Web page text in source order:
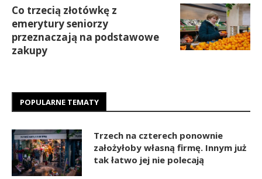
Co trzecią złotówkę z
emerytury seniorzy
przeznaczają na podstawowe
zakupy
POPULARNE TEMATY
Trzech na czterech ponownie
założyłoby własną firmę. Innym już
tak łatwo jej nie polecają